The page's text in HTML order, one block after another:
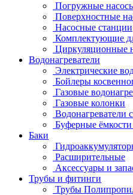
Погружные
Поверхностные
Насосные станции
Комплектующие
Циркуляционные
Водонагреватели
Электрические
Бойлеры
Газовые
Газовые колонки
Водонагреватели
Буферные
Баки
Расширительные
Аксессуары и
Трубы и фитинги
Трубы